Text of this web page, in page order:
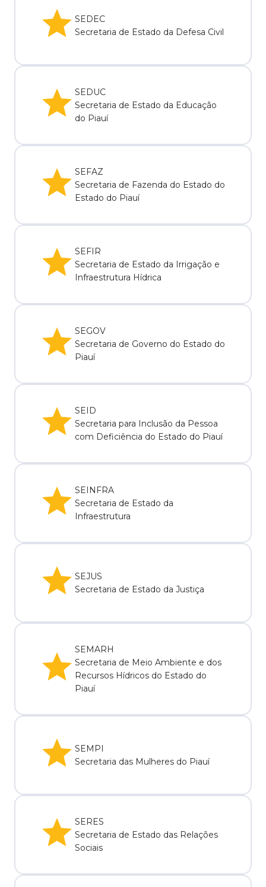
SEDEC
Secretaria de Estado da Defesa Civil
SEDUC
Secretaria de Estado da Educação
do Piauí
SEFAZ
Secretaria de Fazenda do Estado do
Estado do Piauí
SEFIR
Secretaria de Estado da Irrigação e
Infraestrutura Hídrica
SEGOV
Secretaria de Governo do Estado do
Piauí
SEID
Secretaria para Inclusão da Pessoa
com Deficiência do Estado do Piauí
SEINFRA
Secretaria de Estado da
Infraestrutura
SEJUS
Secretaria de Estado da Justiça
SEMARH
Secretaria de Meio Ambiente e dos
Recursos Hídricos do Estado do
Piauí
SEMPI
Secretaria das Mulheres do Piauí
SERES
Secretaria de Estado das Relações
Sociais